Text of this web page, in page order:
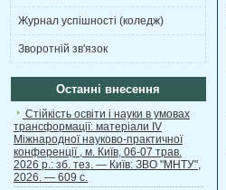
Журнал успішності (коледж)
Зворотній зв'язок
Останні внесення
Стійкість освіти і науки в умовах
трансформації: матеріали ІV
Міжнародної науково-практичної
конференції , м. Київ, 06-07 трав.
2026 р.: зб. тез. — Київ: ЗВО "МНТУ",
2026. — 609 с.